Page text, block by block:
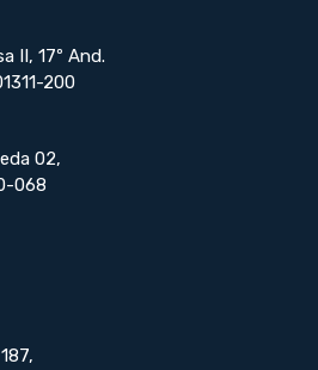
II, 17º And.
200
02,
068